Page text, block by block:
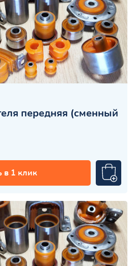
передняя (сменный
в 1 клик